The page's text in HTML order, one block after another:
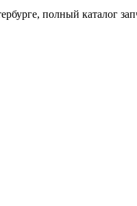
полный каталог